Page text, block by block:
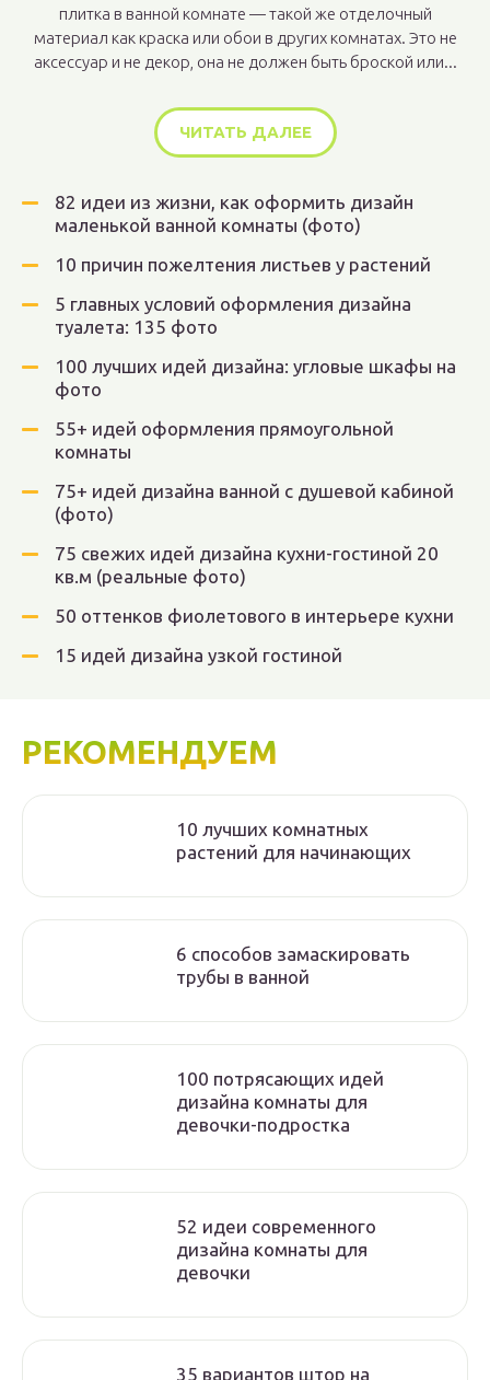
плитка в ванной комнате — такой же отделочный
материал как краска или обои в других комнатах. Это не
аксессуар и не декор, она не должен быть броской или...
ЧИТАТЬ ДАЛЕЕ
82 идеи из жизни, как оформить дизайн
маленькой ванной комнаты (фото)
10 причин пожелтения листьев у растений
5 главных условий оформления дизайна
туалета: 135 фото
100 лучших идей дизайна: угловые шкафы на
фото
55+ идей оформления прямоугольной
комнаты
75+ идей дизайна ванной с душевой кабиной
(фото)
75 свежих идей дизайна кухни-гостиной 20
кв.м (реальные фото)
50 оттенков фиолетового в интерьере кухни
15 идей дизайна узкой гостиной
РЕКОМЕНДУЕМ
10 лучших комнатных
растений для начинающих
6 способов замаскировать
трубы в ванной
100 потрясающих идей
дизайна комнаты для
девочки-подростка
52 идеи современного
дизайна комнаты для
девочки
35 вариантов штор на